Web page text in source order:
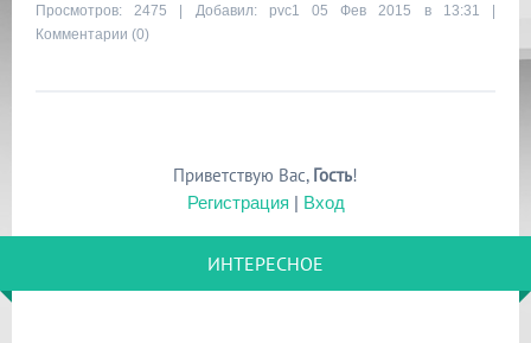
Просмотров: 2475 | Добавил: pvc1 05 Фев 2015 в 13:31 |
Комментарии (0)
Приветствую Вас, Гость!
Регистрация | Вход
ИНТЕРЕСНОЕ